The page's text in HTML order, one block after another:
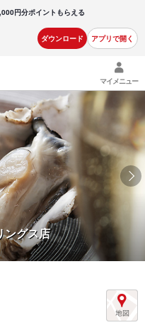
円分ポイントもらえる
ダウンロード アプリで開く
マイメニュー
グス店